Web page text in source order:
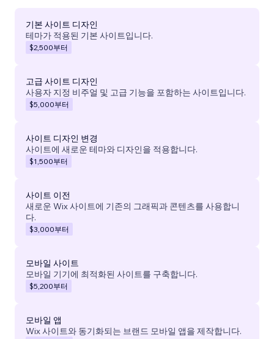
기본 사이트 디자인
테마가 적용된 기본 사이트입니다.
$2,500부터
고급 사이트 디자인
사용자 지정 비주얼 및 고급 기능을 포함하는 사이트입니다.
$5,000부터
사이트 디자인 변경
사이트에 새로운 테마와 디자인을 적용합니다.
$1,500부터
사이트 이전
새로운 Wix 사이트에 기존의 그래픽과 콘텐츠를 사용합니
다.
$3,000부터
모바일 사이트
모바일 기기에 최적화된 사이트를 구축합니다.
$5,200부터
모바일 앱
Wix 사이트와 동기화되는 브랜드 모바일 앱을 제작합니다.